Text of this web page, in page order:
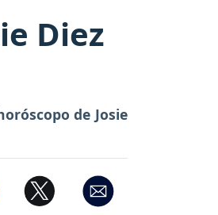
Diez
de Josie